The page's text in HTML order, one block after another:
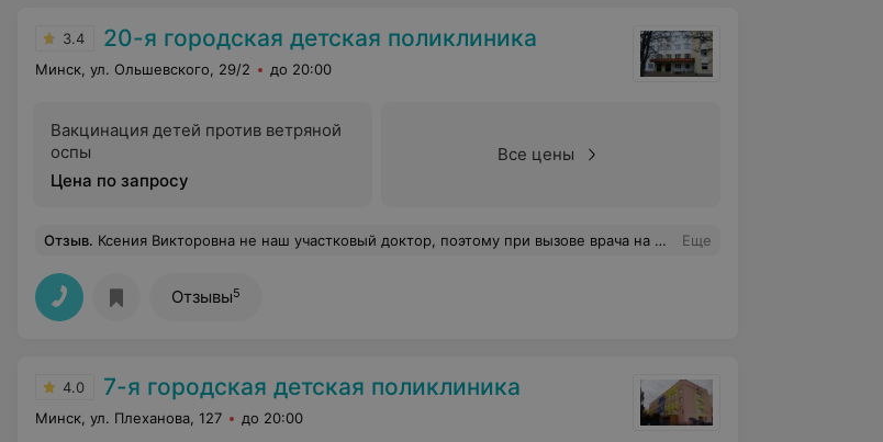
3.4 20-я городская детская поликлиника
Минск, ул. Ольшевского, 29/2 до 20:00
Вакцинация детей против ветряной
оспы
Цена по запросу
Все цены
Отзыв. Ксения Викторовна не наш участковый доктор, поэтому при вызове врача на дом столкнулась с ней (точнее мой ребенок) впервые. Такая внимательная, заботливая! Выслушала, посоветовала, рассказала подробно, что делать после сдачи ребенком анализов. Не оставила нас бегать по кабинетам и стоять в очередях, а помогла. При этом мы - не ее участок, нас видела впервые. Если Ксения Викторовна читает отзыв, я желаю ей успехов и удачи, благодарных пациентов и сил не растерять эту удивительную чуткость Еще
Отзывы5
4.0 7-я городская детская поликлиника
Минск, ул. Плеханова, 127 до 20:00